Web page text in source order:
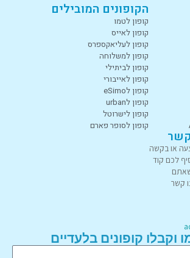
הקופונים המובילים
קופון לטמו
קופון לאייס
קופון לעליאקספרס
קופון למשלוחה
קופון לביתילי
קופון לאייבורי
קופון לeSimo
קופון לurban
קופון לישרוטל
קופון לסופר פארם
קשר
או בקשה
לכם קוד
שאתם
קשר
וקבלו קופונים בלעדיים